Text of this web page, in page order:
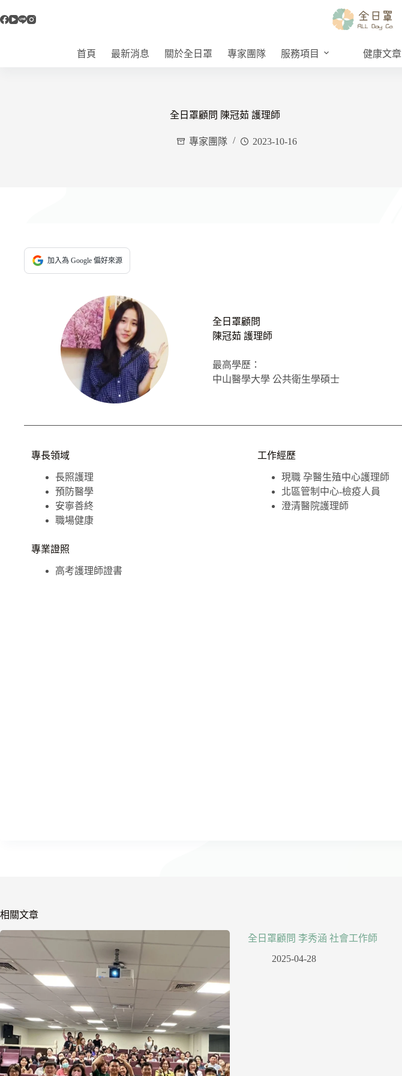
至
首頁 最新消息 關於全日罩 專家團隊 服務項目 健康文章
全日罩顧問 陳冠茹 護理師
專家團隊 2023-10-16
加入為 Google 偏好來源
全日罩顧問
陳冠茹 護理師
最高學歷：
中山醫學大學 公共衛生學碩士
專長領域
長照護理
預防醫學
安寧善終
職場健康
專業證照
高考護理師證書
工作經歷
現職 孕醫生殖中心護理師
北區管制中心-檢疫人員
澄清醫院護理師
相關文章
全日罩顧問 李秀涵 社會工作師
2025-04-28